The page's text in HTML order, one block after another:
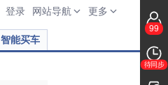
登录 网站导航 更多
智能买车
99
待同步